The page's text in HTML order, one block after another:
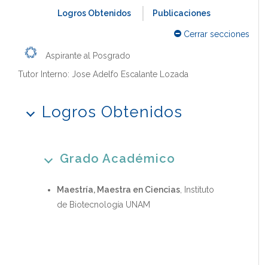
Logros Obtenidos Publicaciones
Cerrar secciones
Aspirante al Posgrado
Tutor Interno: Jose Adelfo Escalante Lozada
Logros Obtenidos
Grado Académico
Maestría, Maestra en Ciencias , Instituto
de Biotecnología UNAM